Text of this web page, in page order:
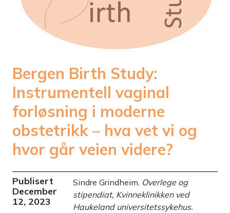
Bergen Birth Study:
Instrumentell vaginal
forløsning i moderne
obstetrikk – hva vet vi og
hvor går veien videre?
Publisert
December
12, 2023
Sindre Grindheim. Overlege og
stipendiat, Kvinneklinikken ved
Haukeland universitetssykehus.